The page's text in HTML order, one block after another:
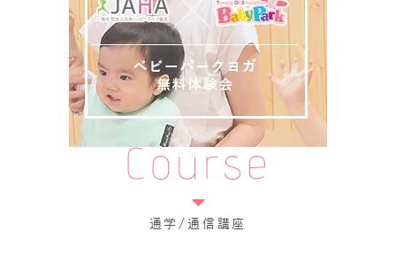
Course
通学/通信講座